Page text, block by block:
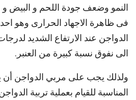
النمو وضعف جودة اللحم و البيض
فى ظاهرة الاجهاد الحرارى وهو
الدواجن عند الارتفاع الشديد
الى نفوق نسبة كبيرة من العنبر.
ولذلك يجب على مربي الدواجن أن
المناسبة للقيام بعملية تربية